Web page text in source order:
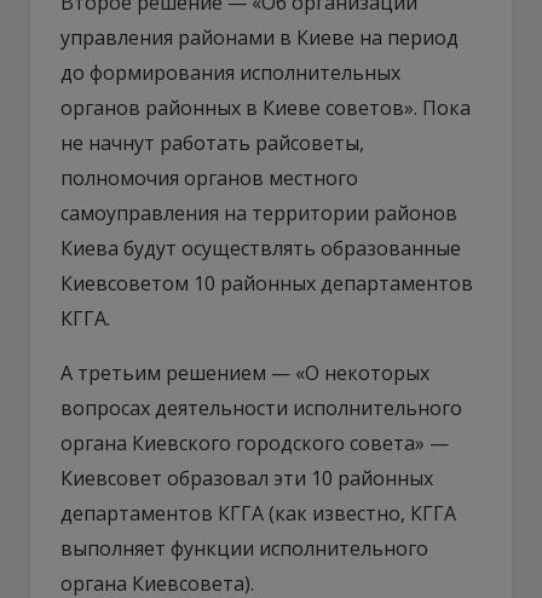
управления районами в Киеве на период
до формирования исполнительных
органов районных в Киеве советов». Пока
не начнут работать райсоветы,
полномочия органов местного
самоуправления на территории районов
Киева будут осуществлять образованные
Киевсоветом 10 районных департаментов
КГГА.
А третьим решением — «О некоторых
вопросах деятельности исполнительного
органа Киевского городского совета» —
Киевсовет образовал эти 10 районных
департаментов КГГА (как известно, КГГА
выполняет функции исполнительного
органа Киевсовета).